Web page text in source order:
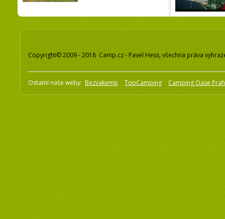
Copyright© 2009 - 2018 Camp.cz - Pavel Hess, všechna práva
Ostatní naše weby: Bezvakemp TopCamping Camping Oase